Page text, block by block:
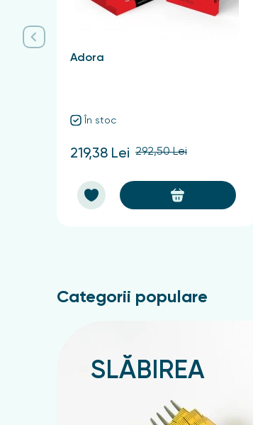
Adora
În stoc
219,38 Lei 292,50 Lei
Categorii populare
SLĂBIREA